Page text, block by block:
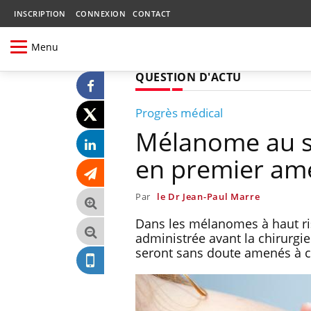
INSCRIPTION CONNEXION CONTACT
Menu
QUESTION D'ACTU
Progrès médical
Mélanome au
en premier
Par le Dr Jean-Paul Marre
Dans les mélanomes à haut
administrée avant la
seront sans doute amenés à